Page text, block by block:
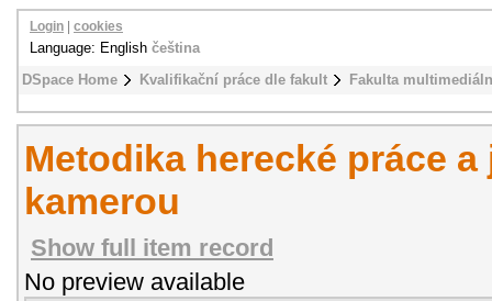
DSpace Home Kvalifikační práce dle fakult Fakulta
Login cookies
Language: English čeština
Metodika herecké práce
kamerou
Show full item record
No preview available